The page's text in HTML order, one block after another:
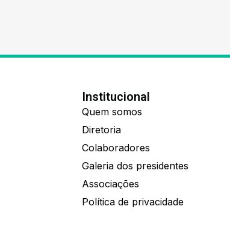
Institucional
Quem somos
Diretoria
Colaboradores
Galeria dos presidentes
Associações
Política de privacidade